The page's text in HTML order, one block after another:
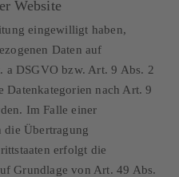
Website
eingewilligt haben,
Daten auf
DSGVO bzw. Art. 9 Abs. 2
Datenkategorien nach Art. 9
Im Falle einer
Übertragung
erfolgt die
Grundlage von Art. 49 Abs.